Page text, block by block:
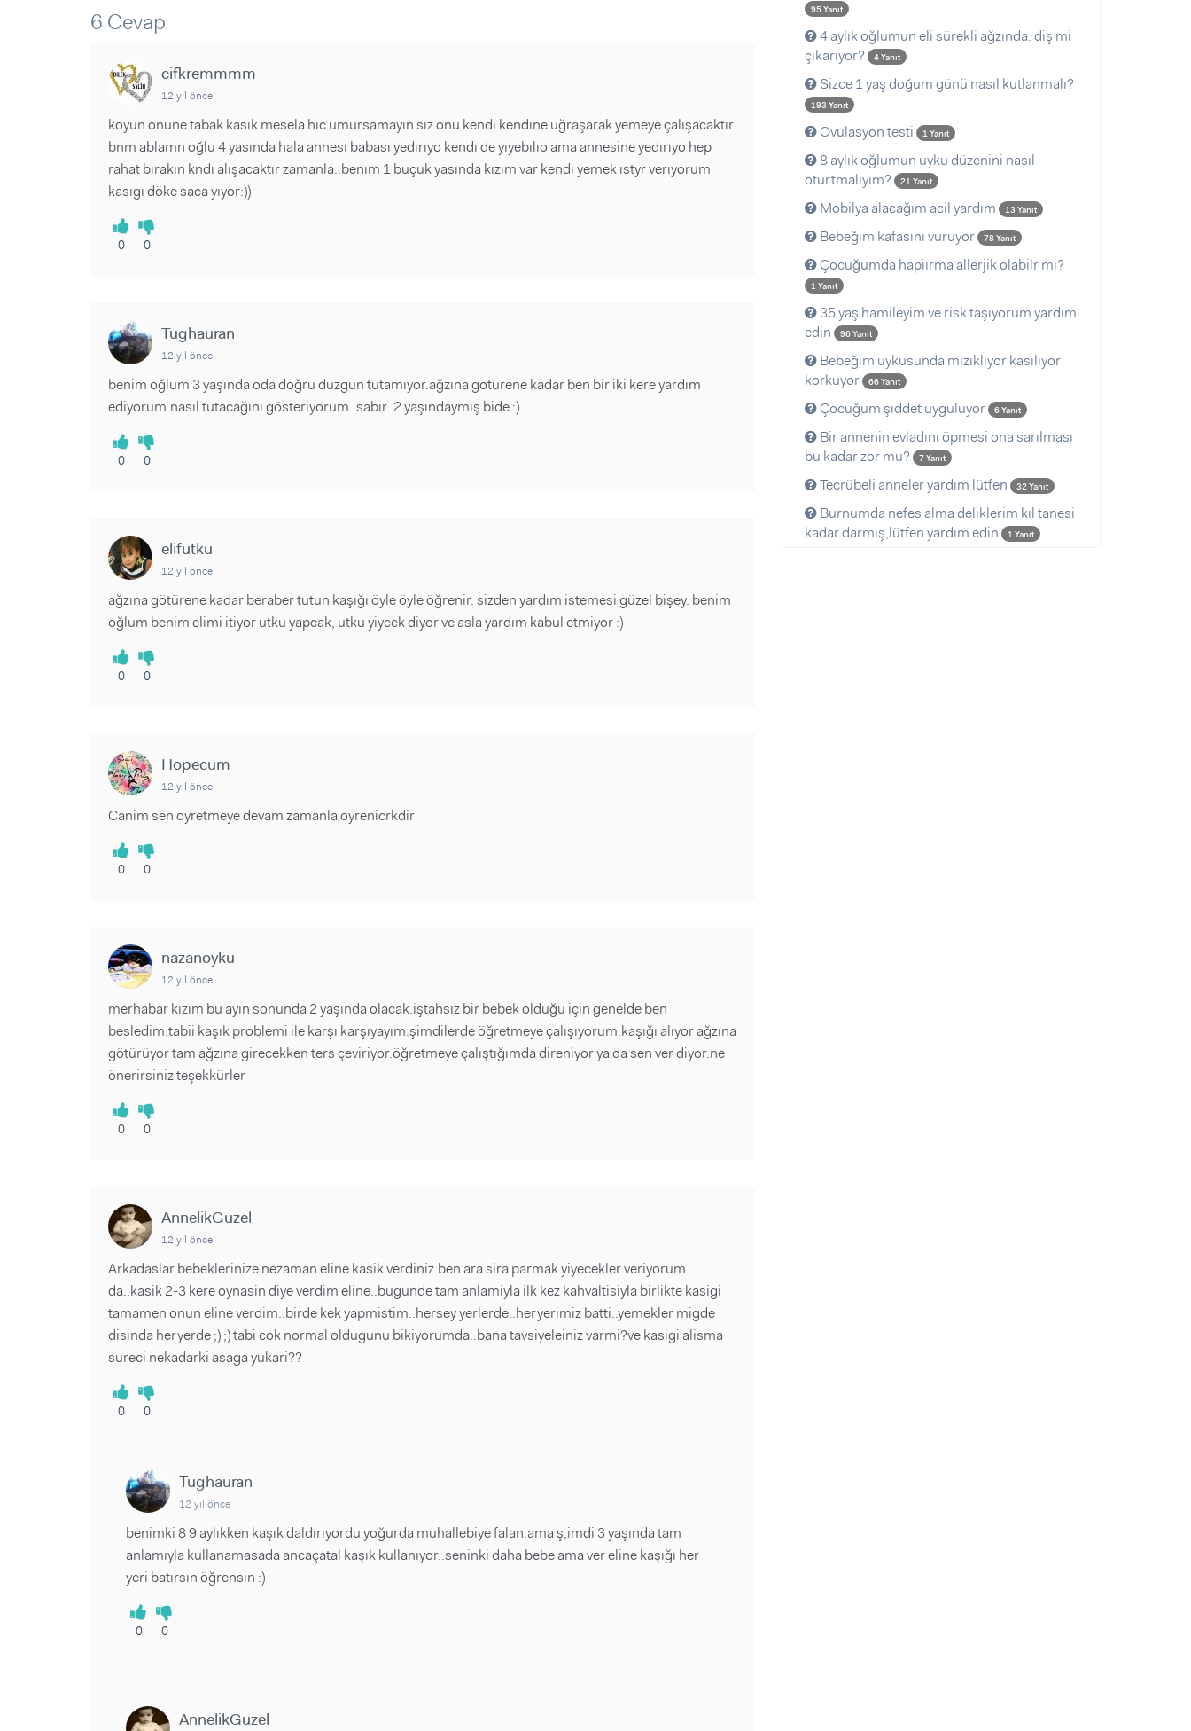
Makaleler
Videolar
6 Cevap
cifkremmmm
12 yıl önce
koyun onune tabak kasık mesela hıc umursamayın sız onu kendı kendıne uğraşarak yemeye çalışacaktır
bnm ablamn oğlu 4 yasında hala annesı babası yedırıyo kendı de yıyebılıo ama annesine yedırıyo hep
rahat bırakın kndı alışacaktır zamanla..benım 1 buçuk yasında kızım var kendı yemek ıstyr verıyorum
kasıgı döke saca yıyor:))
0 0
Tughauran
12 yıl önce
benim oğlum 3 yaşında oda doğru düzgün tutamıyor.ağzına götürene kadar ben bir iki kere yardım
ediyorum.nasıl tutacağını gösteriyorum..sabır..2 yaşındaymış bide :)
0 0
elifutku
12 yıl önce
ağzına götürene kadar beraber tutun kaşığı öyle öyle öğrenir. sizden yardım istemesi güzel bişey. benim
oğlum benim elimi itiyor utku yapcak, utku yiycek diyor ve asla yardım kabul etmiyor :)
0 0
Hopecum
12 yıl önce
Canim sen oyretmeye devam zamanla oyrenicrkdir
0 0
nazanoyku
12 yıl önce
merhabar kızım bu ayın sonunda 2 yaşında olacak.iştahsız bir bebek olduğu için genelde ben
besledim.tabii kaşık problemi ile karşı karşıyayım.şimdilerde öğretmeye çalışıyorum.kaşığı alıyor ağzına
götürüyor tam ağzına girecekken ters çeviriyor.öğretmeye çalıştığımda direniyor ya da sen ver diyor.ne
önerirsiniz teşekkürler
0 0
AnnelikGuzel
12 yıl önce
Arkadaslar bebeklerinize nezaman eline kasik verdiniz.ben ara sira parmak yiyecekler veriyorum
da..kasik 2-3 kere oynasin diye verdim eline..bugunde tam anlamiyla ilk kez kahvaltisiyla birlikte kasigi
tamamen onun eline verdim..birde kek yapmistim..hersey yerlerde..heryerimiz batti..yemekler migde
disinda heryerde ;) ;) tabi cok normal oldugunu bikiyorumda..bana tavsiyeleiniz varmi?ve kasigi alisma
sureci nekadarki asaga yukari??
0 0
Tughauran
12 yıl önce
benimki 8 9 aylıkken kaşık daldırıyordu yoğurda muhallebiye falan.ama ş,imdi 3 yaşında tam
anlamıyla kullanamasada ancaçatal kaşık kullanıyor..seninki daha bebe ama ver eline kaşığı her
yeri batırsın öğrensin :)
0 0
AnnelikGuzel
95 Yanıt
4 aylık oğlumun eli sürekli ağzında. diş mi
çıkarıyor?
4 Yanıt
Sizce 1 yaş doğum günü nasıl kutlanmalı?
193 Yanıt
Ovulasyon testi 1 Yanıt
8 aylık oğlumun uyku düzenini nasıl
oturtmalıyım?
21 Yanıt
Mobilya alacağım acil yardım 13 Yanıt
Bebeğim kafasını vuruyor 78 Yanıt
Çocuğumda hapiırma allerjik olabilr mi?
1 Yanıt
35 yaş hamileyim ve risk taşıyorum.yardım
edin
96 Yanıt
Bebeğim uykusunda mızıklıyor kasılıyor
korkuyor
66 Yanıt
Çocuğum şiddet uyguluyor 6 Yanıt
Bir annenin evladını öpmesi ona sarılması
bu kadar zor mu?
7 Yanıt
Tecrübeli anneler yardım lütfen 32 Yanıt
Burnumda nefes alma deliklerim kıl tanesi
kadar darmış,lütfen yardım edin
1 Yanıt